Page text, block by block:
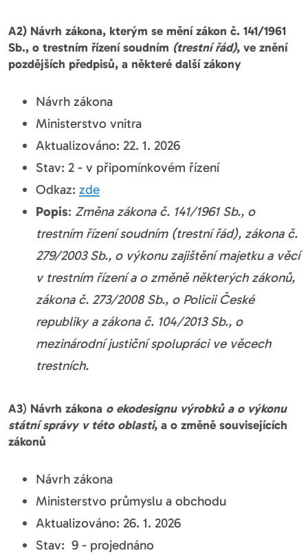
A2) Návrh zákona, kterým se mění zákon č. 141/1961
Sb., o trestním řízení soudním (trestní řád), ve znění
pozdějších předpisů, a některé další zákony
Návrh zákona
Ministerstvo vnitra
Aktualizováno: 22. 1. 2026
Stav: 2 - v připomínkovém řízení
Odkaz: zde
Popis: Změna zákona č. 141/1961 Sb., o
trestním řízení soudním (trestní řád), zákona č.
279/2003 Sb., o výkonu zajištění majetku a věcí
v trestním řízení a o změně některých zákonů,
zákona č. 273/2008 Sb., o Policii České
republiky a zákona č. 104/2013 Sb., o
mezinárodní justiční spolupráci ve věcech
trestních.
A3) Návrh zákona o ekodesignu výrobků a o výkonu
státní správy v této oblasti, a o změně souvisejících
zákonů
Návrh zákona
Ministerstvo průmyslu a obchodu
Aktualizováno: 26. 1. 2026
Stav: 9 - projednáno